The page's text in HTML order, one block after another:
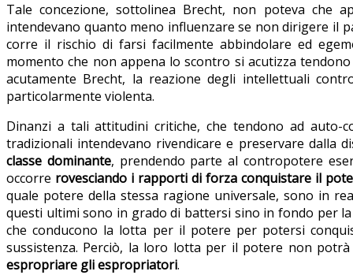
Tale concezione, sottolinea Brecht, non poteva che
intendevano quanto meno influenzare se non dirigere
corre il rischio di farsi facilmente abbindolare ed
momento che non appena lo scontro si acutizza
acutamente Brecht, la reazione degli intellettuali
particolarmente violenta.
Dinanzi a tali attitudini critiche, che tendono ad
tradizionali intendevano rivendicare e preservare dalla
classe dominante, prendendo parte al contropotere
occorre rovesciando i rapporti di forza conquistare il
quale potere della stessa ragione universale, sono in
questi ultimi sono in grado di battersi sino in fondo per
che conducono la lotta per il potere per potersi
sussistenza. Perciò, la loro lotta per il potere non
espropriare gli espropriatori.